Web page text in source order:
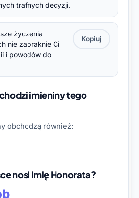
trafnych decyzji.
życzenia
nie zabraknie Ci
i powodów do
Kopiuj
imieniny tego
obchodzą również:
nosi imię Honorata?